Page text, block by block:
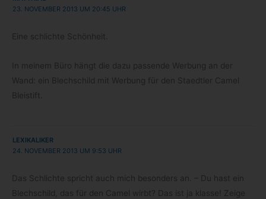
23. NOVEMBER 2013 UM 20:45 UHR
Eine schlichte Schönheit.
In mei­nem Büro hängt die dazu pas­sende Wer­bung an der
Wand: ein Blech­schild mit Wer­bung für den Staedt­ler Camel
Bleistift.
LEXIKALIKER
24. NOVEMBER 2013 UM 9:53 UHR
Das Schlichte spricht auch mich beson­ders an. – Du hast ein
Blech­schild, das für den Camel wirbt? Das ist ja klasse! Zeige